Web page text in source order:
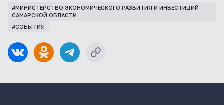
#МИНИСТЕРСТВО ЭКОНОМИЧЕСКОГО РАЗВИТИЯ И ИНВЕСТИЦИЙ
САМАРСКОЙ ОБЛАСТИ
#СОБЫТИЯ